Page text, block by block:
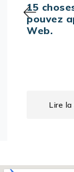
15
pouvez
Web.
Lire